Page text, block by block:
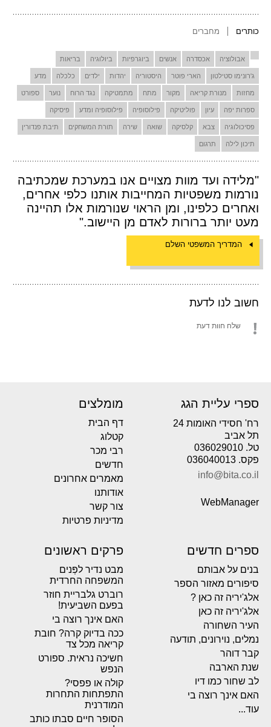
כותרים מחברים
אבולוציה אכסדרה אנשים ביוגרפיות ביולוגיה בריאות
ג'רונימו סטילטון הארי פוטר היסטוריה יהדות ילדים כלכלה מדע
מחזות מנורת קריאה מקור מתח מתמטיקה נגד הרוח נוער ספורט
ספרות יפה עיון פוליטיקה פילוסופיה פילוסופיה ומדע פיסיקה
פסיכולוגיה צבא קלסיקה שואה שירה תורת המשחקים תיבת פנדורין
תיכון לילה תרגום
"מלידה ועד מוות מצויים אנו במערכת שמכתיבה
נורמות משפטיות המחייבות אותנו כלפי אחרים,
ואחרים כלפינו, ומן הראוי שנורמות אלו תהיינה
מעט יותר ברורות לאדם מן היישוב."
המדריך המשפטי השלם
חשוב לנו לדעת
שלח חוות דעת
ספרי עליית הגג
רח' חסידי האומות 24
תל אביב
טל. 036029010
פקס. 036040013
info@bita.co.il
WebManager
מומלצים
דף הבית
קטלוג
רבי מכר
חדשים
מאמרים אחרונים
אודותנו
צור קשר
מדיניות פרטיות
ספרים חדשים
בנים על אבותם
סיפורים מאזור הספר
אלג'יריה זה כאן ?
אלג'יריה זה כאן
העיר השחורה
נמלים, נוירונים, תודעה
קבר דוהר
שנת הארבה
לב שחור כמו דיו
האם אינך רוצה בי
עוד...
פרקים ראשונים
מבט נדיר לפְּנים
המשפחה החרדית
רוברט גלבריית חוזר
בפעם השביעית!
האם אינך רוצה בי
ככה בדיוק קרה? חובת
קריאה מכל צד
חשיכה נראית. ספורט
הנפש
קולה או פפסי?
התפתחות התחרות
המודרנית
הסופר חיים סבתו כותב